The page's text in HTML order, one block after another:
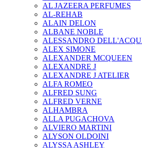
AL JAZEERA PERFUMES
AL-REHAB
ALAIN DELON
ALBANE NOBLE
ALESSANDRO
ALEX SIMONE
ALEXANDER MCQUEEN
ALEXANDRE J
ALEXANDRE J ATELIER
ALFA ROMEO
ALFRED SUNG
ALFRED VERNE
ALHAMBRA
ALLA PUGACHOVA
ALVIERO MARTINI
ALYSON OLDOINI
ALYSSA ASHLEY